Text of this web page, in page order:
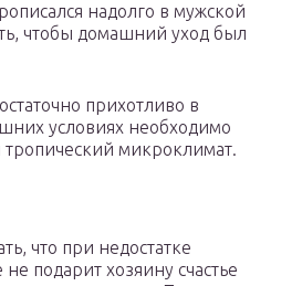
надолго в мужской
чтобы домашний уход был
прихотливо в
условиях необходимо
тропический микроклимат.
что при недостатке
подарит хозяину счастье